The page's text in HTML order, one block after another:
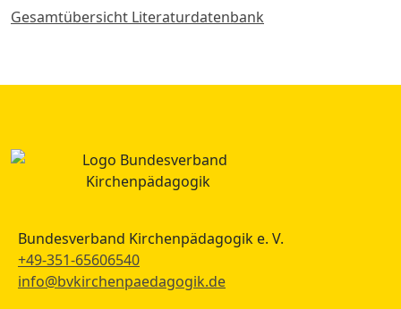
Gesamtübersicht Literaturdatenbank
Bundesverband Kirchenpädagogik e. V.
+49-351-65606540
info@bvkirchenpaedagogik.de